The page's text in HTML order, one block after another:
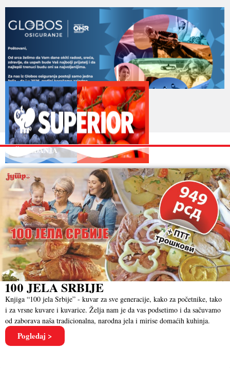
NAŠA IZDANJA
100 JELA SRBIJE
Knjiga “100 jela Srbije” - kuvar za sve generacije, kako za početnike, tako
i za vrsne kuvare i kuvarice. Želja nam je da vas podsetimo i da sačuvamo
od zaborava naša tradicionalna, narodna jela i mirise domaćih kuhinja.
Pogledaj >